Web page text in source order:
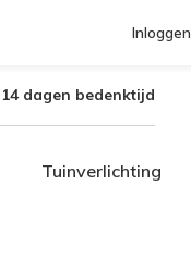
Inloggen
14 dagen bedenktijd
Tuinverlichting